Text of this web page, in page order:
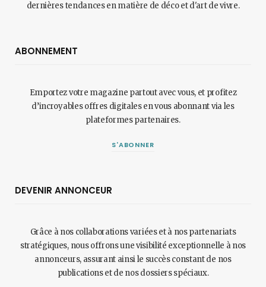
dernières tendances en matière de déco et d'art de vivre.
ABONNEMENT
Emportez votre magazine partout avec vous, et profitez
d’incroyables offres digitales en vous abonnant via les
plateformes partenaires.
S'ABONNER
DEVENIR ANNONCEUR
Grâce à nos collaborations variées et à nos partenariats
stratégiques, nous offrons une visibilité exceptionnelle à nos
annonceurs, assurant ainsi le succès constant de nos
publications et de nos dossiers spéciaux.